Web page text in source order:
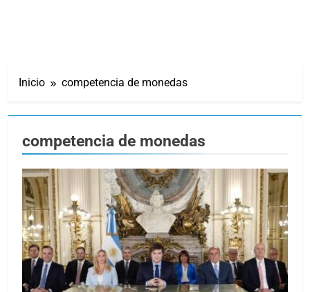
Inicio competencia de monedas
competencia de monedas